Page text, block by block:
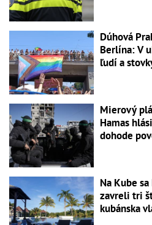
Dúhová
Berlína: V
ľudí a
Mierový
Hamas
dohode
Na Kube
zavreli tri
kubánska